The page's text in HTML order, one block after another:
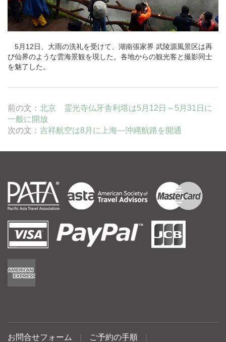
5月12日、大雨の洗礼を受けて、湖南張家界 武陵源風景区は再
び仙界のような雲海景観を現した。各地からの観光客と撮影同士
を魅了した。
前の文： 北京 霊光寺仏牙舎利塔は5月12日～5月31日に
一般に開放
次の文： 吉祥航空は8月に上海―沖縄航路を開通
お問合せフォーム ご予約の手順